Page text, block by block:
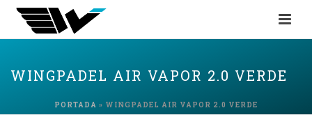
WINGPADEL AIR VAPOR 2.0 VERDE
PORTADA » WINGPADEL AIR VAPOR 2.0 VERDE